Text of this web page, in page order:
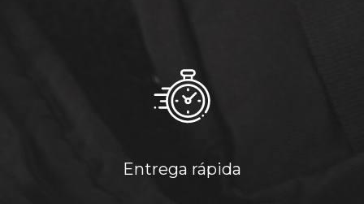
Entrega rápida